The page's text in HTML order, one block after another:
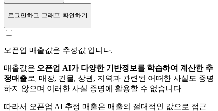
로그인하고 그래프 확인하기
오픈업 매출값은 추정값 입니다.
매출값은 오픈업 AI가 다양한 기반정보를 학습하여 계산한 추
정매출로, 매장, 건물, 상권, 지역과 관련된 어떠한 사실도 증명
하지 않으며 이러한 사실 증명에 활용할 수 없습니다.
따라서 오픈업 AI 추정 매출은 매출의 절대적인 값으로 접근